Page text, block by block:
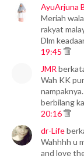
AyuArjuna
Meriah
rakyat
Dlm
19:45
JMR
Wah KK
berbilang
20:16
dr-Life
Wahhhh u
and love